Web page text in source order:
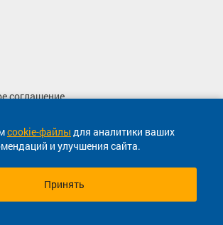
cookie-файлы для аналитики ваших
и улучшения сайта.
Принять
соглашение
сообщения
"Капитал"- Онлайн сервис продажи